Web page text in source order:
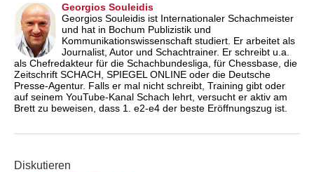
Georgios Souleidis
Georgios Souleidis ist Internationaler Schachmeister
und hat in Bochum Publizistik und
Kommunikationswissenschaft studiert. Er arbeitet als
Journalist, Autor und Schachtrainer. Er schreibt u.a.
als Chefredakteur für die Schachbundesliga, für Chessbase, die
Zeitschrift SCHACH, SPIEGEL ONLINE oder die Deutsche
Presse-Agentur. Falls er mal nicht schreibt, Training gibt oder
auf seinem YouTube-Kanal Schach lehrt, versucht er aktiv am
Brett zu beweisen, dass 1. e2-e4 der beste Eröffnungszug ist.
Diskutieren